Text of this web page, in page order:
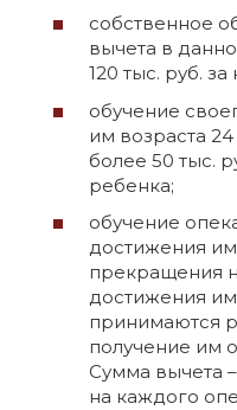
собственное
вычета в
120 тыс. руб.
обучение
им возраста
более 50 тыс.
ребенка;
обучение
достижения им
прекращения
достижения
принимаются
получение им
Сумма вычета
на каждого